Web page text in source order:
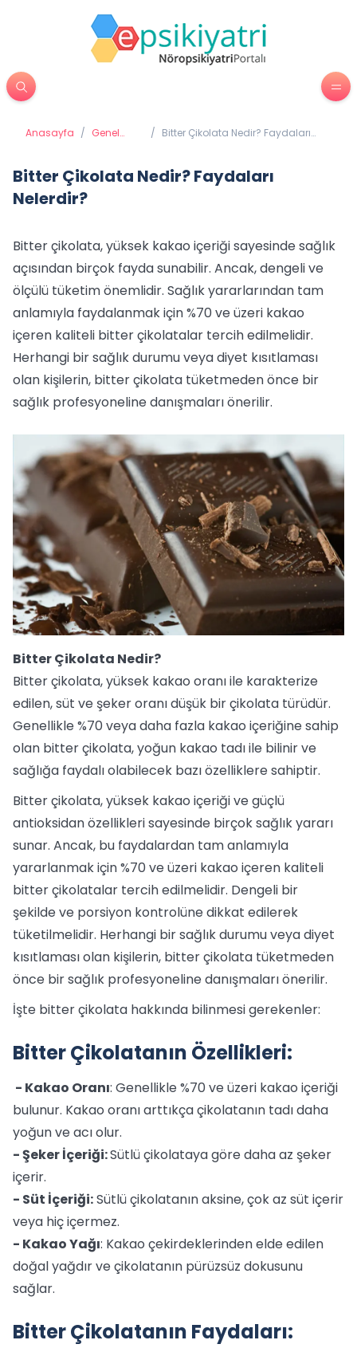
Anasayfa / Genel
/ Bitter Çikolata Nedir? Faydaları
Bitter Çikolata Nedir? Faydaları
Nelerdir?
Bitter çikolata, yüksek kakao içeriği sayesinde sağlık
açısından birçok fayda sunabilir. Ancak, dengeli ve
ölçülü tüketim önemlidir. Sağlık yararlarından tam
anlamıyla faydalanmak için %70 ve üzeri kakao
içeren kaliteli bitter çikolatalar tercih edilmelidir.
Herhangi bir sağlık durumu veya diyet kısıtlaması
olan kişilerin, bitter çikolata tüketmeden önce bir
sağlık profesyoneline danışmaları önerilir.
Bitter Çikolata Nedir?
Bitter çikolata, yüksek kakao oranı ile karakterize
edilen, süt ve şeker oranı düşük bir çikolata türüdür.
Genellikle %70 veya daha fazla kakao içeriğine sahip
olan bitter çikolata, yoğun kakao tadı ile bilinir ve
sağlığa faydalı olabilecek bazı özelliklere sahiptir.
Bitter çikolata, yüksek kakao içeriği ve güçlü
antioksidan özellikleri sayesinde birçok sağlık yararı
sunar. Ancak, bu faydalardan tam anlamıyla
yararlanmak için %70 ve üzeri kakao içeren kaliteli
bitter çikolatalar tercih edilmelidir. Dengeli bir
şekilde ve porsiyon kontrolüne dikkat edilerek
tüketilmelidir. Herhangi bir sağlık durumu veya diyet
kısıtlaması olan kişilerin, bitter çikolata tüketmeden
önce bir sağlık profesyoneline danışmaları önerilir.
İşte bitter çikolata hakkında bilinmesi gerekenler:
Bitter Çikolatanın Özellikleri:
- Kakao Oranı: Genellikle %70 ve üzeri kakao içeriği
bulunur. Kakao oranı arttıkça çikolatanın tadı daha
yoğun ve acı olur.
- Şeker İçeriği:Sütlü çikolataya göre daha az şeker
içerir.
- Süt İçeriği:Sütlü çikolatanın aksine, çok az süt içerir
veya hiç içermez.
- Kakao Yağı: Kakao çekirdeklerinden elde edilen
doğal yağdır ve çikolatanın pürüzsüz dokusunu
sağlar.
Bitter Çikolatanın Faydaları: